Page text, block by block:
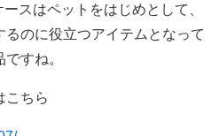
スはペットをはじめとして、
のに役立つアイテムとなって
すね。
こちら